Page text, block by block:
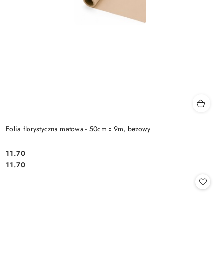
Folia florystyczna matowa - 50cm x 9m, beżowy
Cena:
11.70
Cena:
11.70